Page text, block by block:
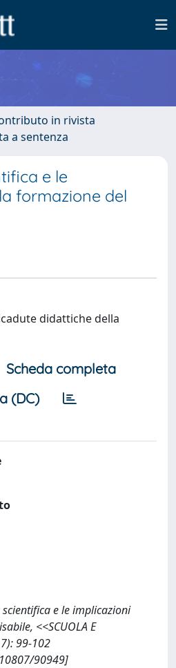
in rivista
a sentenza
e le
formazione del
didattiche della
Scheda completa
(DC)
e le implicazioni
<<SCUOLA E
99-102
90949]